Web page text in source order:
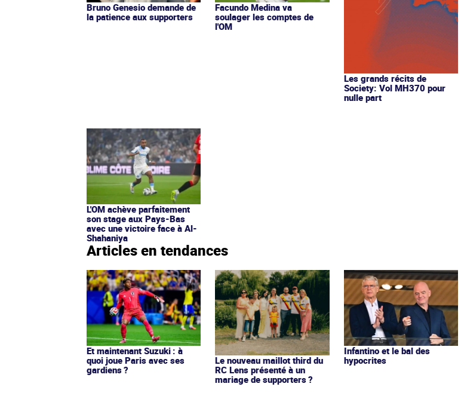
Bruno Genesio demande de
la patience aux supporters
Facundo Medina va
soulager les comptes de
l'OM
Les grands récits de
Society: Vol MH370 pour
nulle part
L'OM achève parfaitement
son stage aux Pays-Bas
avec une victoire face à Al-
Shahaniya
Articles en tendances
Et maintenant Suzuki : à
quoi joue Paris avec ses
gardiens ?
Le nouveau maillot third du
RC Lens présenté à un
mariage de supporters ?
Infantino et le bal des
hypocrites